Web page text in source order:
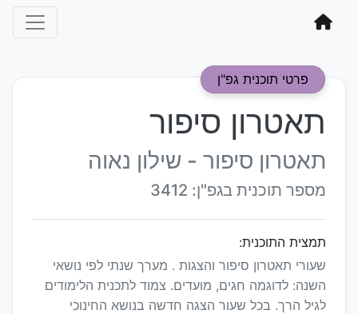
פרטי תוכנית גפ"ן
תאטרון סיפור
תאטרון סיפור - שילון נאוה
מספר תוכנית בגפ"ן: 3412
תמצית התוכנית:
שעורי תאטרון סיפור והצגות . מערך שנתי לפי נושאי
השנה: לדוגמה חגים, מועדים. צמוד לתכנית הלימודים
לגיל הרך. בכל שעור הצגה חדשה בנושא החינוכי